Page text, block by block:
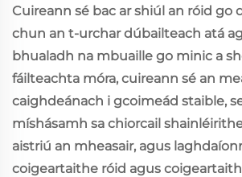
Cuireann sé bac ar shiúl an róid go
chun an t-urchar dúbailteach atá
bhualadh na mbuaille go minic a
fáilteachta móra, cuireann sé an
caighdeánach i gcoimeád staible,
míshásamh sa chiorcail
aistriú an mheasair, agus
coigeartaithe róid agus